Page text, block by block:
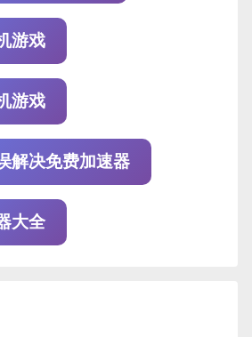
游戏
游戏
解决免费加速器
大全